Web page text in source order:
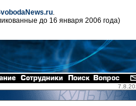
.
до 16 января 2006 года)